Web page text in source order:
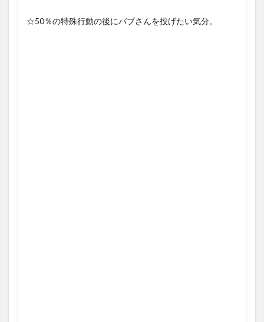
☆50％の特殊行動の後にバブさんを投げたい気分。